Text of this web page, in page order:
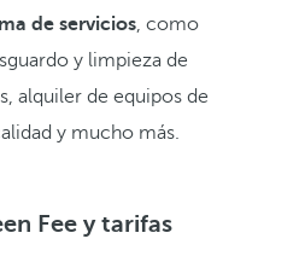
de servicios, como
y limpieza de
alquiler de equipos de
y mucho más.
Fee y tarifas